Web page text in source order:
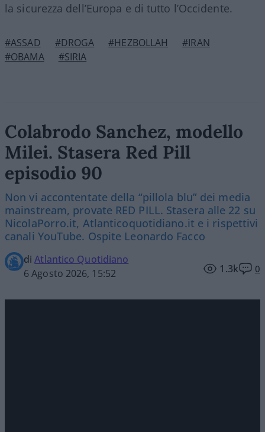
la sicurezza dell’Europa e di tutto l’Occidente.
#ASSAD #DROGA #HEZBOLLAH
#IRAN
#OBAMA
#SIRIA
Colabrodo Sanchez, modello
Milei. Stasera Red Pill
episodio 90
Non vi accontentate della “pillola blu” dei media
mainstream, provate RED PILL. Stasera alle 22 su
NicolaPorro.it, Atlanticoquotidiano.it e i rispettivi
canali YouTube. Ospite Leonardo Facco
diAtlantico Quotidiano
6 Agosto 2026, 15:52
1.3k 0